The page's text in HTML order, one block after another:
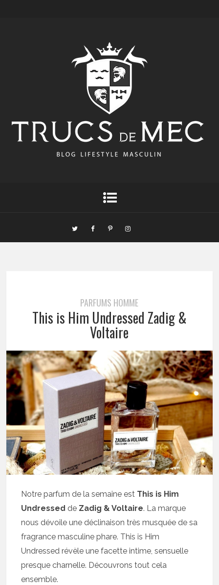
PARFUMS HOMME
This is Him Undressed Zadig &
Voltaire
Notre parfum de la semaine est This is Him
Undressed de Zadig & Voltaire. La marque
nous dévoile une déclinaison très musquée de sa
fragrance masculine phare. This is Him
Undressed révèle une facette intime, sensuelle
presque charnelle. Découvrons tout cela
ensemble.